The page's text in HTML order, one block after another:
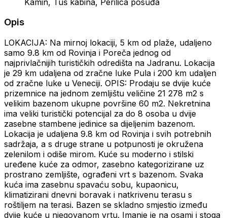
Opis
LOKACIJA: Na mirnoj lokaciji, 5 km od plaže, udaljeno
samo 9.8 km od Rovinja i Poreča jednog od
najprivlačnijih turističkih odredišta na Jadranu. Lokacija
je 29 km udaljena od zračne luke Pula i 200 km udaljen
od zračne luke u Veneciji. OPIS: Prodaju se dvije kuće
prizemnice na jednom zemljištu veličine 21 278 m2 s
velikim bazenom ukupne površine 60 m2. Nekretnina
ima veliki turistički potencijal za do 8 osoba u dvije
zasebne stambene jedinice sa dijeljenim bazenom.
Lokacija je udaljena 9.8 km od Rovinja i svih potrebnih
sadržaja, a s druge strane u potpunosti je okružena
zelenilom i odiše mirom. Kuće su moderno i stilski
uređene kuće za odmor, zasebno kategorizirane uz
prostrano zemljište, ograđeni vrt s bazenom. Svaka
kuća ima zasebnu spavaću sobu, kupaonicu,
klimatizirani dnevni boravak i natkrivenu terasu s
roštiljem na terasi. Bazen se skladno smjestio između
dvije kuće u njegovanom vrtu. Imanje je na osami i stoga